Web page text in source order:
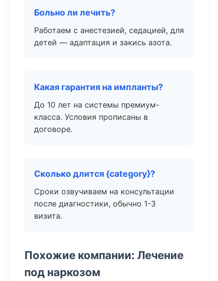
Больно ли лечить?
Работаем с анестезией, седацией, для
детей — адаптация и закись азота.
Какая гарантия на импланты?
До 10 лет на системы премиум-
класса. Условия прописаны в
договоре.
Сколько длится {category}?
Сроки озвучиваем на консультации
после диагностики, обычно 1-3
визита.
Похожие компании: Лечение
под наркозом